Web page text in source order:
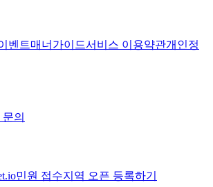
벤트매너가이드서비스 이용약관개인정
의
민원 접수지역 오픈 등록하기